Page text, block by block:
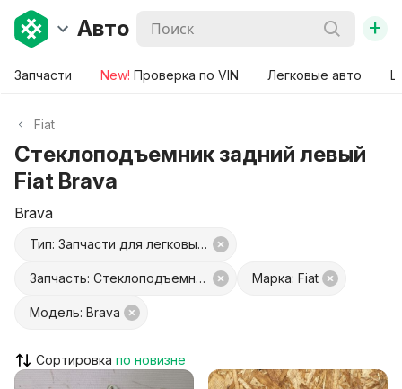
Авто +
Запчасти New! Проверка по VIN Легковые авто
Fiat
Стеклоподъемник задний левый
Fiat Brava
Brava
Тип: Запчасти для легковых авто
Запчасть: Стеклоподъемник задний левый Марка: Fiat
Модель: Brava
Сортировка